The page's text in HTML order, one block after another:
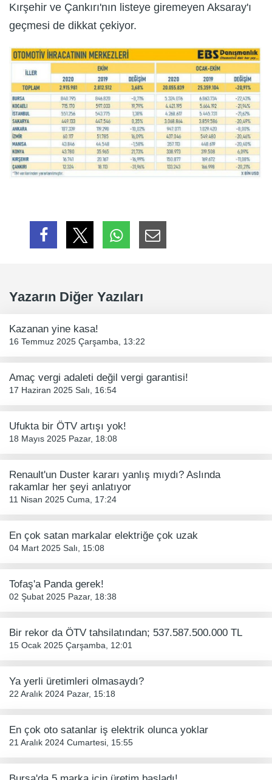
Kırşehir ve Çankırı'nın listeye giremeyen Aksaray'ı
geçmesi de dikkat çekiyor.
Yazarın Diğer Yazıları
Kazanan yine kasa!
16 Temmuz 2025 Çarşamba, 13:22
Amaç vergi adaleti değil vergi garantisi!
17 Haziran 2025 Salı, 16:54
Ufukta bir ÖTV artışı yok!
18 Mayıs 2025 Pazar, 18:08
Renault'un Duster kararı yanlış mıydı? Aslında
rakamlar her şeyi anlatıyor
11 Nisan 2025 Cuma, 17:24
En çok satan markalar elektriğe çok uzak
04 Mart 2025 Salı, 15:08
Tofaş'a Panda gerek!
02 Şubat 2025 Pazar, 18:38
Bir rekor da ÖTV tahsilatından; 537.587.500.000 TL
15 Ocak 2025 Çarşamba, 12:01
Ya yerli üretimleri olmasaydı?
22 Aralık 2024 Pazar, 15:18
En çok oto satanlar iş elektrik olunca yoklar
21 Aralık 2024 Cumartesi, 15:55